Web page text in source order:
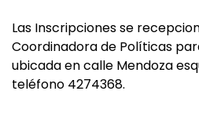
Las Inscripciones se
Coordinadora de Políticas
ubicada en calle Mendoza
teléfono 4274368.